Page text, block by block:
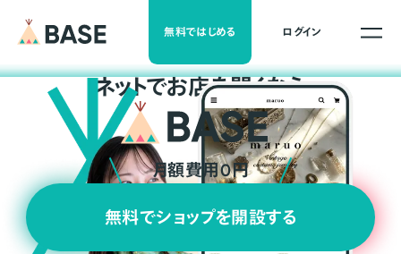
無料ではじめる ログイン
ネットでお店を開くなら
月額費用0円
無料でショップを開設する